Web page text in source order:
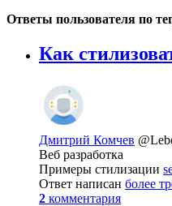
Ответы пользователя по
Как
Дмитрий Комчев
Веб разработка
Примеры стилизации
Ответ написан более
2 комментария